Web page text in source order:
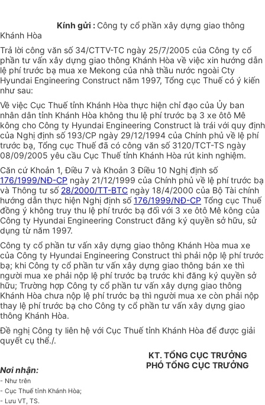
Kính gửi : Công ty cổ phần xây dựng giao thông
Khánh Hòa
Trả lời công văn số 34/CTTV-TC ngày 25/7/2005 của Công ty cổ
phần tư vấn xây dựng giao thông Khánh Hòa về việc xin hướng dẫn
lệ phí trước bạ mua xe Mekong của nhà thầu nước ngoài Cty
Hyundai Engineering Construct năm 1997, Tổng cục Thuế có ý kiến
như sau:
Về việc Cục Thuế tỉnh Khánh Hòa thực hiện chỉ đạo của Ủy ban
nhân dân tỉnh Khánh Hòa không thu lệ phí trước bạ 3 xe ôtô Mê
kông cho Công ty Hyundai Engineering Construct là trái với quy định
của Nghị định số 193/CP ngày 29/12/1994 của Chính phủ về lệ phí
trước bạ, Tổng cục Thuế đã có công văn số 3120/TCT-TS ngày
08/09/2005 yêu cầu Cục Thuế tỉnh Khánh Hòa rút kinh nghiệm.
Căn cứ Khoản 1, Điều 7 và Khoản 3 Điều 10 Nghị định số
176/1999/NĐ-CP ngày 21/12/1999 của Chính phủ về lệ phí trước bạ
và Thông tư số 28/2000/TT-BTC ngày 18/4/2000 của Bộ Tài chính
hướng dẫn thực hiện Nghị định số176/1999/NĐ-CP Tổng cục Thuế
đồng ý không truy thu lệ phí trước bạ đối với 3 xe ôtô Mê kông của
Công ty Hyundai Engineering Construct đăng ký quyền sở hữu, sử
dụng từ năm 1997.
Công ty cổ phần tư vấn xây dựng giao thông Khánh Hòa mua xe
của Công ty Hyundai Engineering Construct thì phải nộp lệ phí trước
bạ; khi Công ty cổ phần tư vấn xây dựng giao thông bán xe thì
người mua xe phải nộp lệ phí trước bạ trước khi đăng ký quyền sở
hữu; Trường hợp Công ty cổ phần tư vấn xây dựng giao thông
Khánh Hòa chưa nộp lệ phí trước bạ thì người mua xe còn phải nộp
thay lệ phí trước bạ cho Công ty cổ phần tư vấn xây dựng giao
thông Khánh Hòa.
Đề nghị Công ty liên hệ với Cục Thuế tỉnh Khánh Hòa để được giải
quyết cụ thể./.
Nơi nhận:
- Như trên
- Cục Thuế tỉnh Khánh Hòa;
- Lưu VT, TS.
KT. TỔNG CỤC TRƯỞNG
PHÓ TỔNG CỤC TRƯỞNG